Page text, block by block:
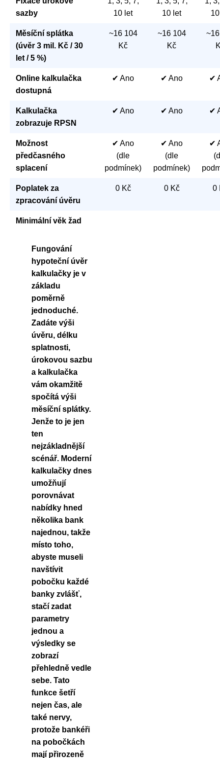
sazby
10 let
10 let
Měsíční splátka
(úvěr 3 mil. Kč / 30
let / 5 %)
~16 104
Kč
~16 104
Kč
Online kalkulačka
dostupná
✔ Ano ✔ Ano ✔
Kalkulačka
zobrazuje RPSN
✔ Ano ✔ Ano ✔
Možnost
předčasného
splacení
✔ Ano
(dle
podmínek)
✔ Ano
(dle
podmínek)
✔
Poplatek za
zpracování úvěru
0 Kč 0 Kč 0
Minimální věk žad
Fungování
hypoteční úvěr
kalkulačky je v
základu
poměrně
jednoduché.
Zadáte výši
úvěru, délku
splatnosti,
úrokovou sazbu
a kalkulačka
vám okamžitě
spočítá výši
měsíční splátky.
Jenže to je jen
ten
nejzákladnější
scénář. Moderní
kalkulačky dnes
umožňují
porovnávat
nabídky hned
několika bank
najednou, takže
místo toho,
abyste museli
navštívit
pobočku každé
banky zvlášť,
stačí zadat
parametry
jednou a
výsledky se
zobrazí
přehledně vedle
sebe. Tato
funkce šetří
nejen čas, ale
také nervy,
protože bankéři
na pobočkách
mají přirozeně